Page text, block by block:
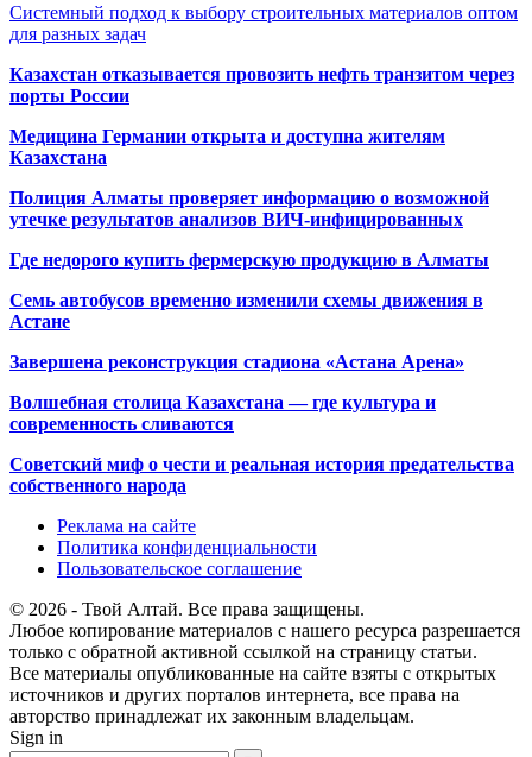
Системный подход к выбору строительных материалов оптом
для разных задач
Казахстан отказывается провозить нефть транзитом через
порты России
Медицина Германии открыта и доступна жителям
Казахстана
Полиция Алматы проверяет информацию о возможной
утечке результатов анализов ВИЧ-инфицированных
Где недорого купить фермерскую продукцию в Алматы
Семь автобусов временно изменили схемы движения в
Астане
Завершена реконструкция стадиона «Астана Арена»
Волшебная столица Казахстана — где культура и
современность сливаются
Советский миф о чести и реальная история предательства
собственного народа
Реклама на сайте
Политика конфиденциальности
Пользовательское соглашение
© 2026 - Твой Алтай. Все права защищены.
Любое копирование материалов с нашего ресурса разрешается
только с обратной активной ссылкой на страницу статьи.
Все материалы опубликованные на сайте взяты с открытых
источников и других порталов интернета, все права на
авторство принадлежат их законным владельцам.
Sign in